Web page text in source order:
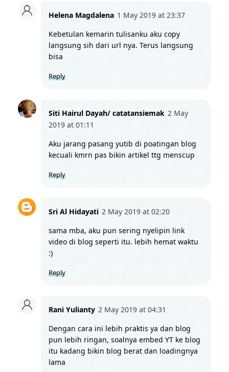
Helena Magdalena 1 May 2019 at 23:37
Kebetulan kemarin tulisanku aku copy
langsung sih dari url nya. Terus langsung
bisa
Reply
Siti Hairul Dayah/ catatansiemak 2 May
2019 at 01:11
Aku jarang pasang yutib di poatingan blog
kecuali kmrn pas bikin artikel ttg menscup
Reply
Sri Al Hidayati 2 May 2019 at 02:20
sama mba, aku pun sering nyelipin link
video di blog seperti itu. lebih hemat waktu
:)
Reply
Rani Yulianty 2 May 2019 at 04:31
Dengan cara ini lebih praktis ya dan blog
pun lebih ringan, soalnya embed YT ke blog
itu kadang bikin blog berat dan loadingnya
lama